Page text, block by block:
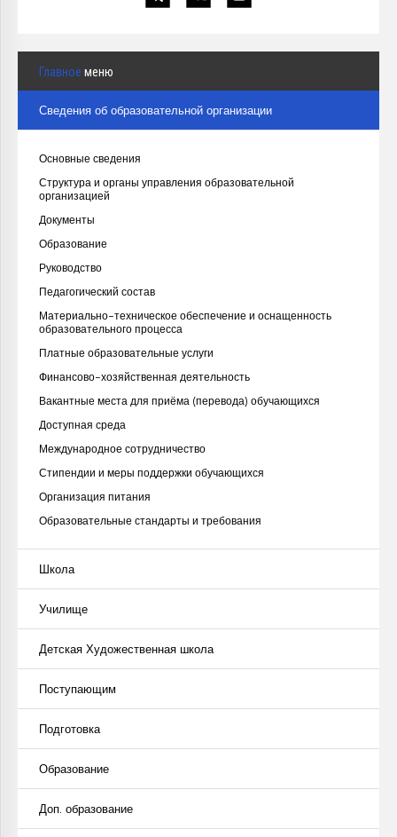
Главное меню
Сведения об образовательной организации
Основные сведения
Структура и органы управления образовательной
организацией
Документы
Образование
Руководство
Педагогический состав
Материально-техническое обеспечение и оснащенность
образовательного процесса
Платные образовательные услуги
Финансово-хозяйственная деятельность
Вакантные места для приёма (перевода) обучающихся
Доступная среда
Международное сотрудничество
Стипендии и меры поддержки обучающихся
Организация питания
Образовательные стандарты и требования
Школа
Училище
Детская Художественная школа
Поступающим
Подготовка
Образование
Доп. образование